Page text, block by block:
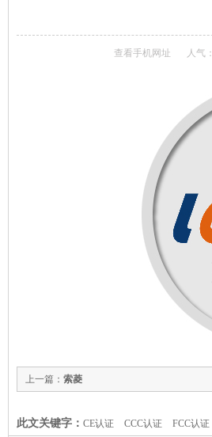
查看手机网址 人气：
上一篇： 索菱
此文关键字： CE认证 CCC认证 FCC认证